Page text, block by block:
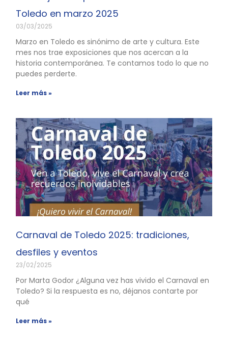
Toledo en marzo 2025
03/03/2025
Marzo en Toledo es sinónimo de arte y cultura. Este
mes nos trae exposiciones que nos acercan a la
historia contemporánea. Te contamos todo lo que no
puedes perderte.
Leer más »
Carnaval de Toledo 2025: tradiciones,
desfiles y eventos
23/02/2025
Por Marta Godor ¿Alguna vez has vivido el Carnaval en
Toledo? Si la respuesta es no, déjanos contarte por
qué
Leer más »